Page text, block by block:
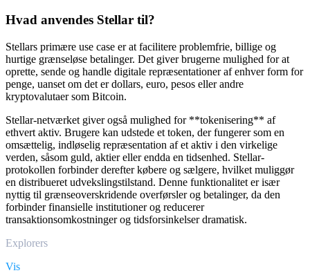
Hvad anvendes Stellar til?
Stellars primære use case er at facilitere problemfrie, billige og
hurtige grænseløse betalinger. Det giver brugerne mulighed for at
oprette, sende og handle digitale repræsentationer af enhver form for
penge, uanset om det er dollars, euro, pesos eller andre
kryptovalutaer som Bitcoin.
Stellar-netværket giver også mulighed for **tokenisering** af
ethvert aktiv. Brugere kan udstede et token, der fungerer som en
omsættelig, indløselig repræsentation af et aktiv i den virkelige
verden, såsom guld, aktier eller endda en tidsenhed. Stellar-
protokollen forbinder derefter købere og sælgere, hvilket muliggør
en distribueret udvekslingstilstand. Denne funktionalitet er især
nyttig til grænseoverskridende overførsler og betalinger, da den
forbinder finansielle institutioner og reducerer
transaktionsomkostninger og tidsforsinkelser dramatisk.
Explorers
Vis